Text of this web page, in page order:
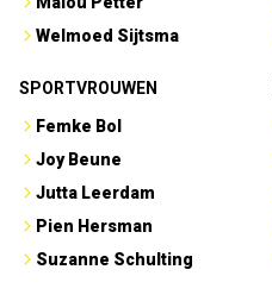
Welmoed Sijtsma
SPORTVROUWEN
Femke Bol
Joy Beune
Jutta Leerdam
Pien Hersman
Suzanne Schulting